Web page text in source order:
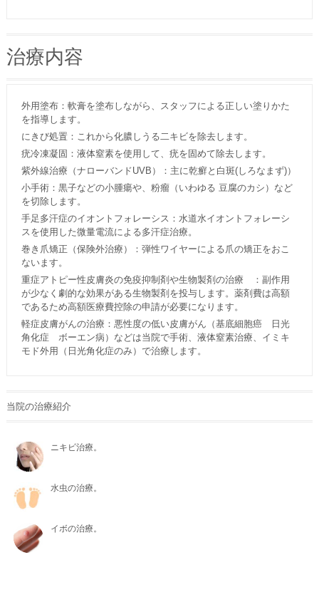
治療内容
外用塗布：軟膏を塗布しながら、スタッフによる正しい塗りかた
を指導します。
にきび処置：これから化膿しうる二キビを除去します。
疣冷凍凝固：液体窒素を使用して、疣を固めて除去します。
紫外線治療（ナローバンドUVB）：主に乾癬と白斑(しろなまず)）
小手術：黒子などの小腫瘍や、粉瘤（いわゆる 豆腐のカシ）など
を切除します。
手足多汗症のイオントフォレーシス：水道水イオントフォレーシ
スを使用した微量電流による多汗症治療。
巻き爪矯正（保険外治療）：弾性ワイヤーによる爪の矯正をおこ
ないます。
重症アトピー性皮膚炎の免疫抑制剤や生物製剤の治療 ：副作用
が少なく劇的な効果がある生物製剤を投与します。薬剤費は高額
であるため高額医療費控除の申請が必要になります。
軽症皮膚がんの治療：悪性度の低い皮膚がん（基底細胞癌 日光
角化症 ボーエン病）などは当院で手術、液体窒素治療、イミキ
モド外用（日光角化症のみ）で治療します。
当院の治療紹介
ニキビ治療。
水虫の治療。
イボの治療。